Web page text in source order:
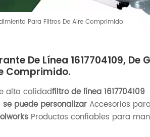
Para Filtros De Aire Comprimido.
De Línea 1617704109,
Comprimido.
alta calidadfiltro de línea 1617704109
se puede personalizarAccesorios
Productos confiables para